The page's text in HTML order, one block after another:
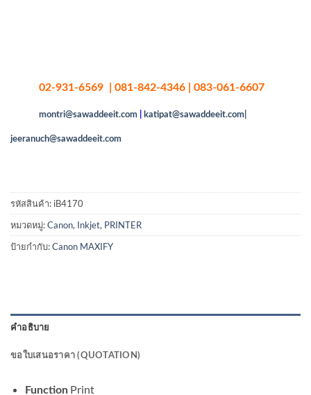
02-931-6569 | 081-842-4346 | 083-061-6607
montri@sawaddeeit.com katipat@sawaddeeit.com|
jeeranuch@sawaddeeit.com
รหัสสินค้า: iB4170
หมวดหมู่:Canon, Inkjet, PRINTER
ป้ายกำกับ:Canon MAXIFY
คำอธิบาย
ขอใบเสนอราคา (QUOTATION)
Function Print